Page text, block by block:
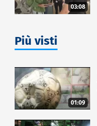
03:08
Più visti
01:09